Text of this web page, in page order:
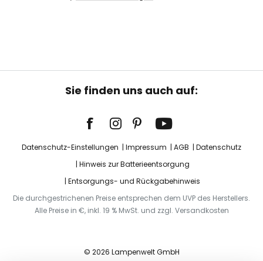
Sie finden uns auch auf:
Datenschutz-Einstellungen Impressum AGB
Datenschutz
Hinweis zur Batterieentsorgung
Entsorgungs- und Rückgabehinweis
Die durchgestrichenen Preise entsprechen dem UVP des Herstellers.
Alle Preise in €, inkl. 19 % MwSt. und zzgl. Versandkosten
© 2026 Lampenwelt GmbH